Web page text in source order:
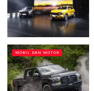
MOBIL DAN MOTOR